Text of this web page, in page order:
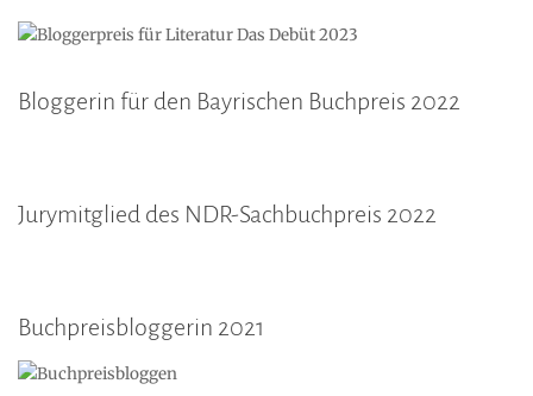
Bloggerin für den Bayrischen Buchpreis 2022
Jurymitglied des NDR-Sachbuchpreis 2022
Buchpreisbloggerin 2021